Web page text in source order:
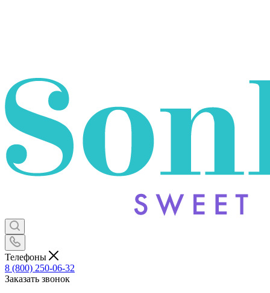
Телефоны
8 (800) 250-06-32
Заказать звонок